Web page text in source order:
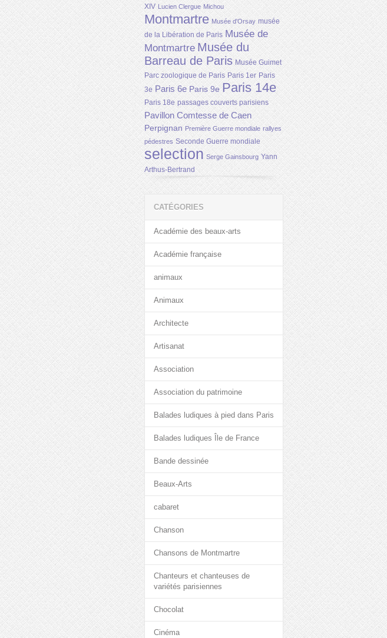
XIV Lucien Clergue Michou
Montmartre Musée d'Orsay musée
de la Libération de Paris Musée de
Montmartre Musée du
Barreau de Paris Musée Guimet
Parc zoologique de Paris Paris 1er Paris
3e Paris 6e Paris 9e Paris 14e
Paris 18e passages couverts parisiens
Pavillon Comtesse de Caen
Perpignan Première Guerre mondiale rallyes
pédestres Seconde Guerre mondiale
selection Serge Gainsbourg Yann
Arthus-Bertrand
CATÉGORIES
Académie des beaux-arts
Académie française
animaux
Animaux
Architecte
Artisanat
Association
Association du patrimoine
Balades ludiques à pied dans Paris
Balades ludiques Île de France
Bande dessinée
Beaux-Arts
cabaret
Chanson
Chansons de Montmartre
Chanteurs et chanteuses de
variétés parisiennes
Chocolat
Cinéma